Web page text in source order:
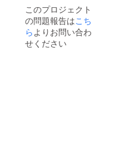
込みで
す。 ※
発送は
日本国
ます。
通常3週
間程度
で配送
されま
ご注文
状況、
製造工
程上の
都合等
このプロジェクト
の問題報告はこち
ら よりお問い合わ
せください